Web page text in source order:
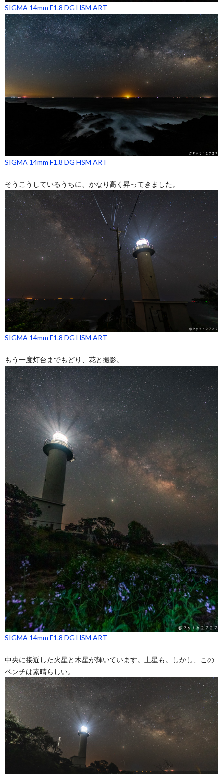
SIGMA 14mm F1.8 DG HSM ART
SIGMA 14mm F1.8 DG HSM ART
そうこうしているうちに、かなり高く昇ってきました。
SIGMA 14mm F1.8 DG HSM ART
もう一度灯台までもどり、花と撮影。
SIGMA 14mm F1.8 DG HSM ART
中央に接近した火星と木星が輝いています。土星も。しかし、この
ベンチは素晴らしい。